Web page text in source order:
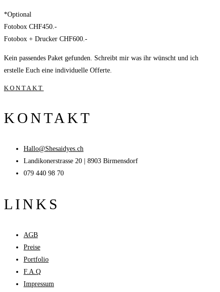
*Optional
Fotobox CHF450.-
Fotobox + Drucker CHF600.-
Kein passendes Paket gefunden. Schreibt mir was ihr wünscht und ich
erstelle Euch eine individuelle Offerte.
KONTAKT
KONTAKT
Hallo@Shesaidyes.ch
Landikonerstrasse 20 | 8903 Birmensdorf
079 440 98 70
LINKS
AGB
Preise
Portfolio
F.A.Q
Impressum